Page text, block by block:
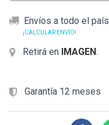
Envíos a todo el país
¡CALCULAR ENVÍO!
Retirá en IMAGEN.
Garantía 12 meses